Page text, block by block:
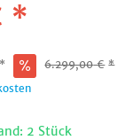
*
* 6.299,00€ *
2 Stück